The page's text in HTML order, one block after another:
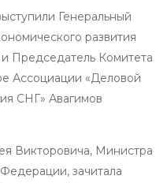
Генеральный
развития
Председатель Комитета
Ассоциации «Деловой
СНГ» Авагимов
Викторовича, Министра
зачитала